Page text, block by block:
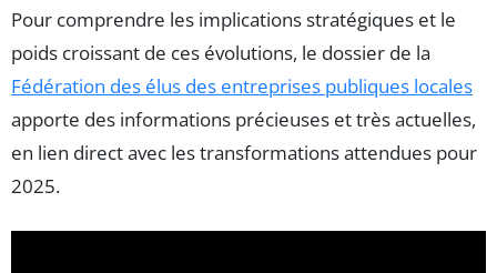
Pour comprendre les implications stratégiques et le
poids croissant de ces évolutions, le dossier de la
Fédération des élus des entreprises publiques locales
apporte des informations précieuses et très actuelles,
en lien direct avec les transformations attendues pour
2025.